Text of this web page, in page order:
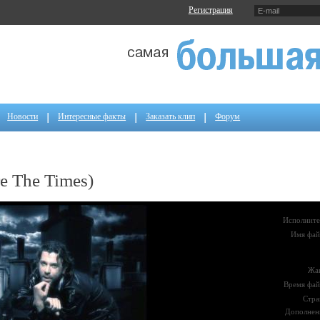
Регистрация
Новости Интересные факты Заказать клип Форум
The Times)
Имя
Время